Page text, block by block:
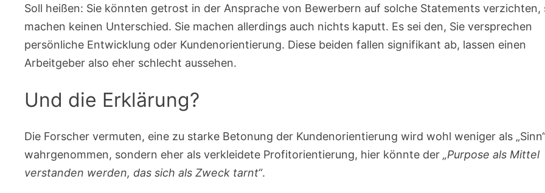
Soll heißen: Sie könnten getrost in der Ansprache von Bewerbern auf solche Statements verzichten,
machen keinen Unterschied. Sie machen allerdings auch nichts kaputt. Es sei den, Sie versprechen
persönliche Entwicklung oder Kundenorientierung. Diese beiden fallen signifikant ab, lassen einen
Arbeitgeber also eher schlecht aussehen.
Und die Erklärung?
Die Forscher vermuten, eine zu starke Betonung der Kundenorientierung wird wohl weniger als
wahrgenommen, sondern eher als verkleidete Profitorientierung, hier könnte der„Purpose als Mittel
verstanden werden, das sich als Zweck tarnt“.